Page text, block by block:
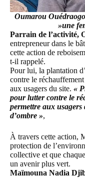
Oumarou
»une
Parrain de l’activité,
entrepreneur dans le
cette action de
t-il rappelé.
Pour lui, la plantation
contre le
aux usagers du site. «
pour lutter contre le
permettre aux usagers
d’ombre »,
À travers cette action,
protection de
collective et que
un avenir plus vert.
Maïmouna Nadia